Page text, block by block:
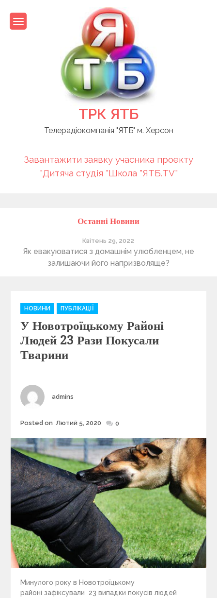
content
ТРК ЯТБ
Телерадіокомпанія "ЯТБ" м. Херсон
Завантажити заявку учасника проекту
"Дитяча студія "Школа "ЯТБ.TV"
Останні Новини
Квітень 29, 2022
Як евакуюватися з домашнім улюбленцем, не
залишаючи його напризволяще?
C
a
t
e
g
e
s
НОВИНИ ПУБЛІКАЦІЇ
У Новотроїцькому Районі
Людей 23 Рази Покусали
Тварини
Author
admins
Posted
Posted on Лютий 5, 2020 0
Минулого року в Новотроїцькому
районі зафіксували 23 випадки покусів людей